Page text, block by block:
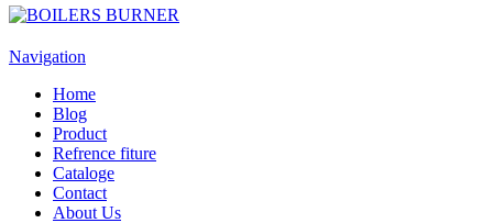
Navigation
Home
Blog
Product
Refrence fiture
Cataloge
Contact
About Us